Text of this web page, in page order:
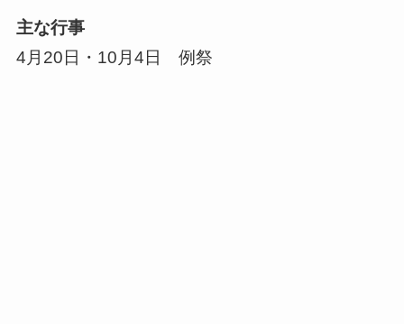
主な行事
4月20日・10月4日 例祭